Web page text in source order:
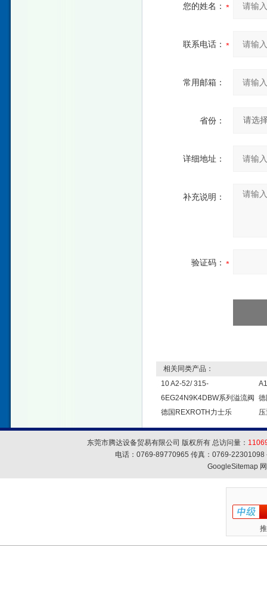
您的姓名：
联系电话：
常用邮箱：
省份：
详细地址：
补充说明：
验证码：
相关同类产品：
10 A2-52/ 315-
6EG24N9K4DBW系列溢流阀
德国REXROTH力士乐
东莞市腾达设备贸易有限公司 版权所有 总访问量：
电话：0769-89770965 传真：0769-
GoogleSitemap网